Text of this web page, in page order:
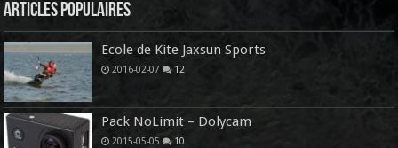
Articles Populaires
Ecole de Kite Jaxsun Sports
2016-02-07 12
Pack NoLimit – Dolycam
2015-05-05 10